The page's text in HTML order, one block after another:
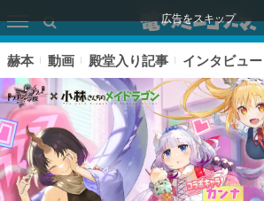
広告をスキップ
赫本 動画 殿堂入り記事 インタビュー